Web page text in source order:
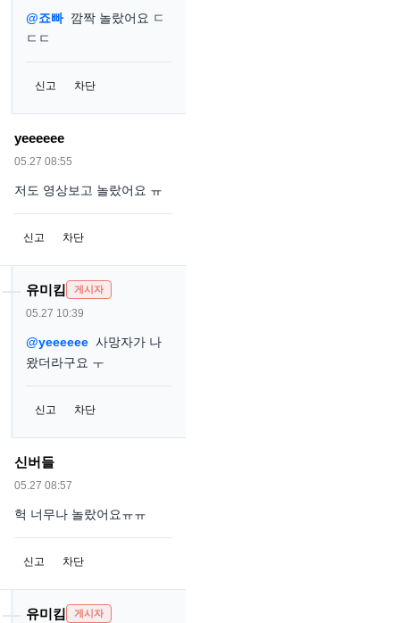
@죠빠깜짝 놀랐어요 ㄷ
ㄷㄷ
신고 차단
yeeeeee
05.27 08:55
저도 영상보고 놀랐어요 ㅠ
신고 차단
유미킴 게시자
05.27 10:39
@yeeeeee 사망자가 나
왔더라구요 ㅜ
신고 차단
신버들
05.27 08:57
헉 너무나 놀랐어요ㅠㅠ
신고 차단
유미킴 게시자